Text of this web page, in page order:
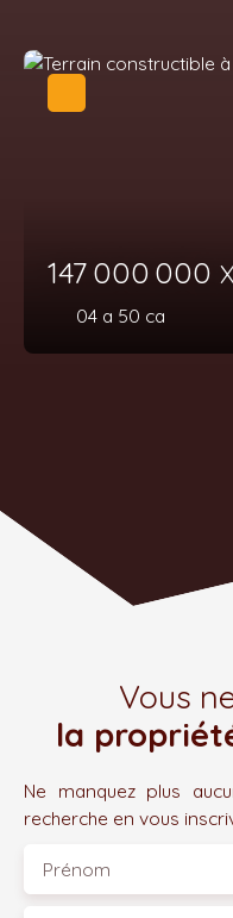
147 000 000
04 a 50 ca
Vous
la
Ne manquez plus
recherche en vous
Prénom